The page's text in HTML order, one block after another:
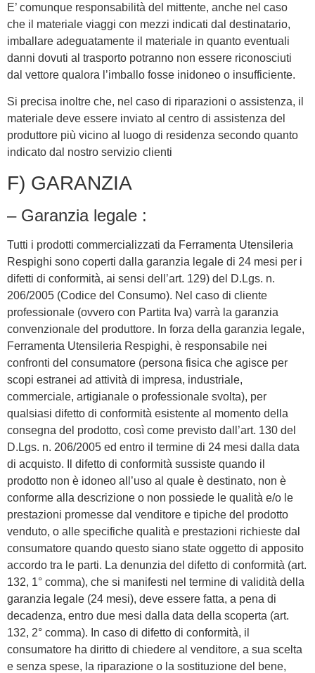
E’ comunque responsabilità del mittente, anche nel caso
che il materiale viaggi con mezzi indicati dal destinatario,
imballare adeguatamente il materiale in quanto eventuali
danni dovuti al trasporto potranno non essere riconosciuti
dal vettore qualora l’imballo fosse inidoneo o insufficiente.
Si precisa inoltre che, nel caso di riparazioni o assistenza, il
materiale deve essere inviato al centro di assistenza del
produttore più vicino al luogo di residenza secondo quanto
indicato dal nostro servizio clienti
F) GARANZIA
– Garanzia legale :
Tutti i prodotti commercializzati da Ferramenta Utensileria
Respighi sono coperti dalla garanzia legale di 24 mesi per i
difetti di conformità, ai sensi dell’art. 129) del D.Lgs. n.
206/2005 (Codice del Consumo). Nel caso di cliente
professionale (ovvero con Partita Iva) varrà la garanzia
convenzionale del produttore. In forza della garanzia legale,
Ferramenta Utensileria Respighi, è responsabile nei
confronti del consumatore (persona fisica che agisce per
scopi estranei ad attività di impresa, industriale,
commerciale, artigianale o professionale svolta), per
qualsiasi difetto di conformità esistente al momento della
consegna del prodotto, così come previsto dall’art. 130 del
D.Lgs. n. 206/2005 ed entro il termine di 24 mesi dalla data
di acquisto. Il difetto di conformità sussiste quando il
prodotto non è idoneo all’uso al quale è destinato, non è
conforme alla descrizione o non possiede le qualità e/o le
prestazioni promesse dal venditore e tipiche del prodotto
venduto, o alle specifiche qualità e prestazioni richieste dal
consumatore quando questo siano state oggetto di apposito
accordo tra le parti. La denunzia del difetto di conformità (art.
132, 1° comma), che si manifesti nel termine di validità della
garanzia legale (24 mesi), deve essere fatta, a pena di
decadenza, entro due mesi dalla data della scoperta (art.
132, 2° comma). In caso di difetto di conformità, il
consumatore ha diritto di chiedere al venditore, a sua scelta
e senza spese, la riparazione o la sostituzione del bene,